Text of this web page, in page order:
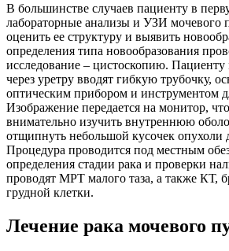
В большинстве случаев пациенту в
лабораторные анализы и УЗИ мочевого
оценить ее структуру и выявить
определения типа новообразования
исследование – цистоскопию.
через уретру вводят гибкую трубочку,
оптическим прибором и инструментом
Изображение передается на монитор,
внимательно изучить внутреннюю
отщипнуть небольшой кусочек опухоли
Процедура проводится под местным
определения стадии рака и проверки
проводят МРТ малого таза, а также КТ,
грудной клетки.
Лечение рака мочевого